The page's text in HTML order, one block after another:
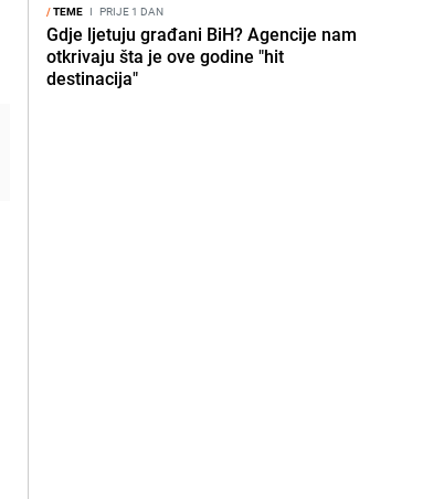
/TEME I PRIJE 1 DAN
Gdje ljetuju građani BiH? Agencije nam
otkrivaju šta je ove godine "hit
destinacija"